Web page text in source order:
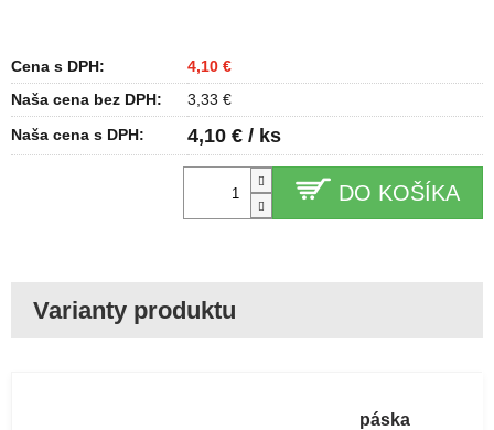
DO KOŠÍKA
Cena s DPH:
4,10 €
Naša cena bez DPH:
3,33 €
Naša cena s DPH:
4,10 € / ks
páska